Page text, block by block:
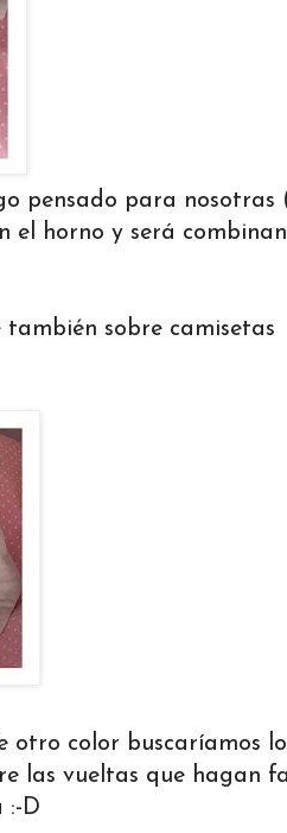
pensado para nosotras
el horno y será
sobre camisetas
otro color buscaríamos
las vueltas que hagan
:-D